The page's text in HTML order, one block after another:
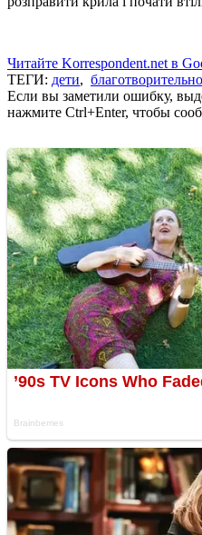
Читайте Korrespondent.net в
ТЕГИ: дети,
Если вы заметили ошибку,
нажмите Ctrl+Enter, чтобы